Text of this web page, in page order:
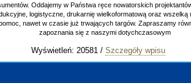
w Państwa ręce nowatorskich projektantów, zaplecze
drukarnię wielkoformatową oraz wszelką niezbędną
w czasie już trwających targów. Zapraszamy również do
zapoznania się z naszymi dotychczasowym
20581 /Szczegóły wpisu